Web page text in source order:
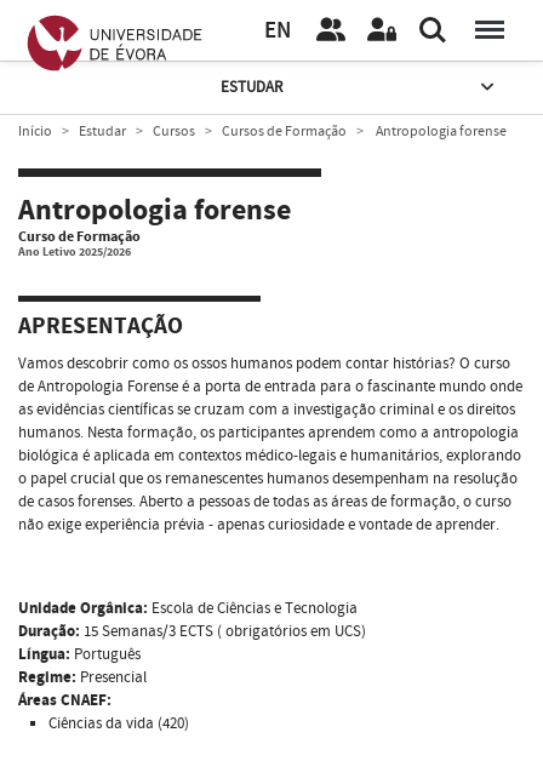
EN
ESTUDAR
Início Estudar Cursos Cursos de Formação Antropologia forense
Antropologia forense
Curso de Formação
Ano Letivo 2025/2026
APRESENTAÇÃO
Vamos descobrir como os ossos humanos podem contar histórias? O curso
de Antropologia Forense é a porta de entrada para o fascinante mundo onde
as evidências científicas se cruzam com a investigação criminal e os direitos
humanos. Nesta formação, os participantes aprendem como a antropologia
biológica é aplicada em contextos médico-legais e humanitários, explorando
o papel crucial que os remanescentes humanos desempenham na resolução
de casos forenses. Aberto a pessoas de todas as áreas de formação, o curso
não exige experiência prévia - apenas curiosidade e vontade de aprender.
Unidade Orgânica: Escola de Ciências e Tecnologia
Duração: 15 Semanas/3 ECTS ( obrigatórios em UCS)
Língua: Português
Regime: Presencial
Áreas CNAEF:
Ciências da vida (420)